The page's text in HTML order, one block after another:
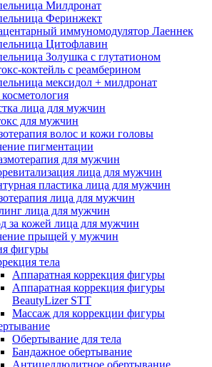
Милдронат
Феринжект
иммуномодулятор Лаеннек
Цитофлавин
Золушка с глутатионом
коктейль с реамберином
мексидол + милдронат
лица для мужчин
для мужчин
волос и кожи головы
пигментации
для мужчин
лица для мужчин
пластика лица для мужчин
лица для мужчин
лица для мужчин
за кожей лица для мужчин
прыщей у мужчин
фигуры
тела
Аппаратная коррекция фигуры
Аппаратная коррекция фигуры
BeautyLizer STT
Массаж для коррекции фигуры
Обертывание для тела
Бандажное обертывание
Антицеллюлитное обертывание